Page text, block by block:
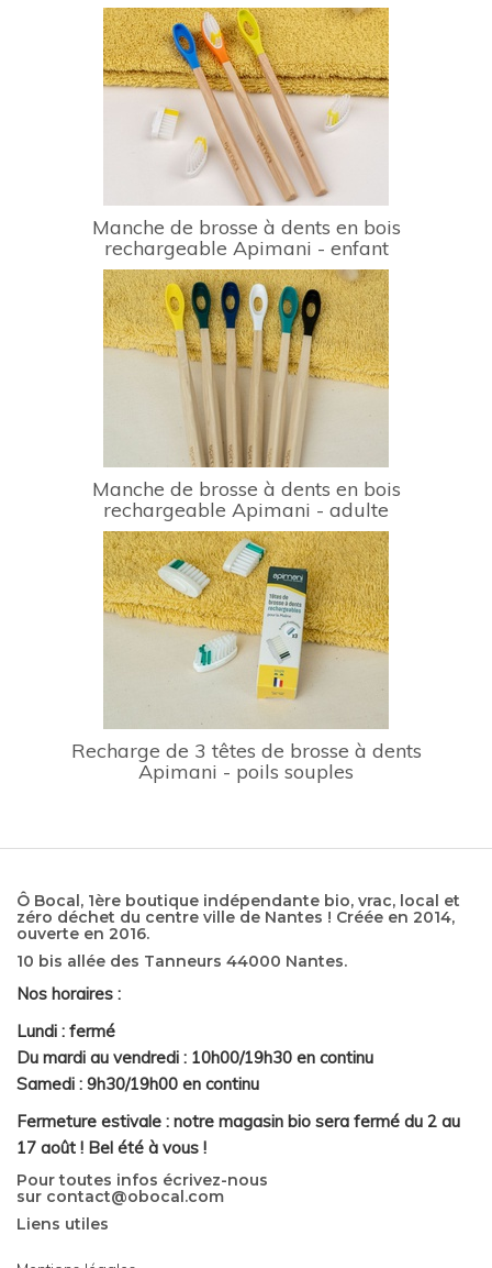
Manche de brosse à dents en bois
rechargeable Apimani - enfant
Manche de brosse à dents en bois
rechargeable Apimani - adulte
Recharge de 3 têtes de brosse à dents
Apimani - poils souples
Ô Bocal, 1ère boutique indépendante bio, vrac, local et
zéro déchet du centre ville de Nantes ! Créée en 2014,
ouverte en 2016.
10 bis allée des Tanneurs 44000 Nantes.
Nos horaires :
Lundi : fermé
Du mardi au vendredi : 10h00/19h30 en continu
Samedi : 9h30/19h00 en continu
Fermeture estivale : notre magasin bio sera fermé du 2 au
17 août ! Bel été à vous !
Pour toutes infos écrivez-nous
sur contact@obocal.com
Liens utiles